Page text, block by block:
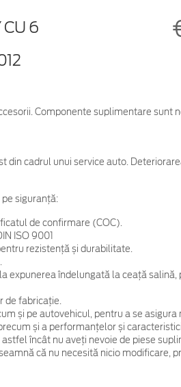
CU 6
Componente suplimentare sunt
cadrul unui service auto.
siguranță:
de confirmare (COC).
ISO 9001
rezistență și durabilitate.
expunerea îndelungată la ceață salină,
de fabricație.
și pe autovehicul, pentru a se asigura
și a performanțelor și
încât nu aveți nevoie de piese
că nu necesită nicio modificare,